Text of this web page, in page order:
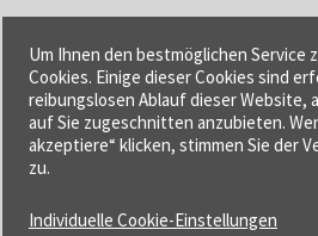
info@fdata.de
Kontakt
Impressum
Datenschutzerklärung
Urheberrecht und Haftung
Cookie-Einstellungen
Um Ihnen den bestmöglichen Service
Cookies. Einige dieser Cookies sind
reibungslosen Ablauf dieser Website,
auf Sie zugeschnitten anzubieten.
akzeptiere“ klicken, stimmen Sie der
zu.
Individuelle Cookie-Einstellungen